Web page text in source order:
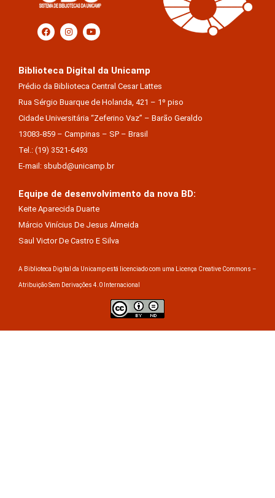
Biblioteca Digital da Unicamp
Prédio da Biblioteca Central Cesar Lattes
Rua Sérgio Buarque de Holanda, 421 – 1º piso
Cidade Universitária “Zeferino Vaz” – Barão Geraldo
13083-859 – Campinas – SP – Brasil
Tel.: (19) 3521-6493
E-mail: sbubd@unicamp.br
Equipe de desenvolvimento da nova BD:
Keite Aparecida Duarte
Márcio Vinícius De Jesus Almeida
Saul Victor De Castro E Silva
A Biblioteca Digital da Unicamp está licenciado com uma Licença Creative Commons –
Atribuição Sem Derivações 4.0 Internacional